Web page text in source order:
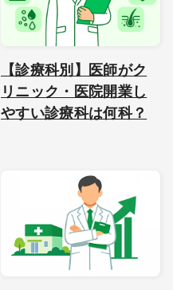
【診療科別】医師がク
リニック・医院開業し
やすい診療科は何科？